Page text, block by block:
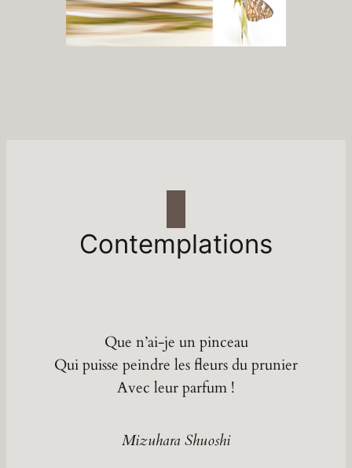
Contemplations
Que n’ai-je un pinceau
Qui puisse peindre les fleurs du prunier
Avec leur parfum !
Mizuhara Shuoshi